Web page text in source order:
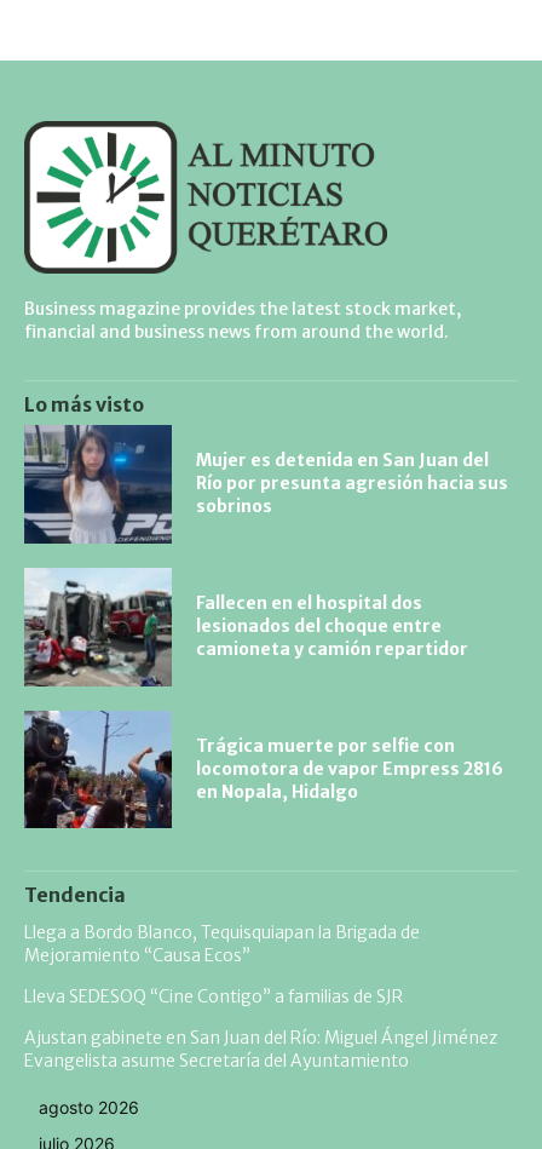
Business magazine provides the latest stock market,
financial and business news from around the world.
Lo más visto
Mujer es detenida en San Juan del
Río por presunta agresión hacia sus
sobrinos
Fallecen en el hospital dos
lesionados del choque entre
camioneta y camión repartidor
Trágica muerte por selfie con
locomotora de vapor Empress 2816
en Nopala, Hidalgo
Tendencia
Llega a Bordo Blanco, Tequisquiapan la Brigada de
Mejoramiento “Causa Ecos”
Lleva SEDESOQ “Cine Contigo” a familias de SJR
Ajustan gabinete en San Juan del Río: Miguel Ángel Jiménez
Evangelista asume Secretaría del Ayuntamiento
agosto 2026
julio 2026